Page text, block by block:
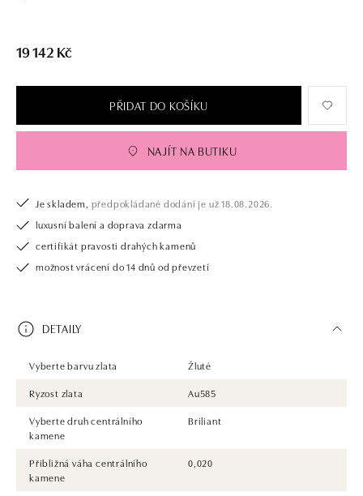
19 142 Kč
PŘIDAT DO KOŠÍKU
NAJÍT NA BUTIKU
Je skladem, předpokládané dodání je už 18.08.2026.
luxusní balení a doprava zdarma
certifikát pravosti drahých kamenů
možnost vrácení do 14 dnů od převzetí
DETAILY
Vyberte barvu zlata
Žluté
Ryzost zlata
Au585
Vyberte druh centrálního
kamene
Briliant
Přibližná váha centrálního
kamene
0,020